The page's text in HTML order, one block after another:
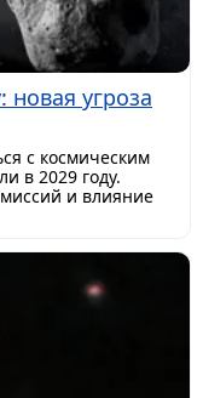
новая угроза
с космическим
в 2029 году.
и влияние